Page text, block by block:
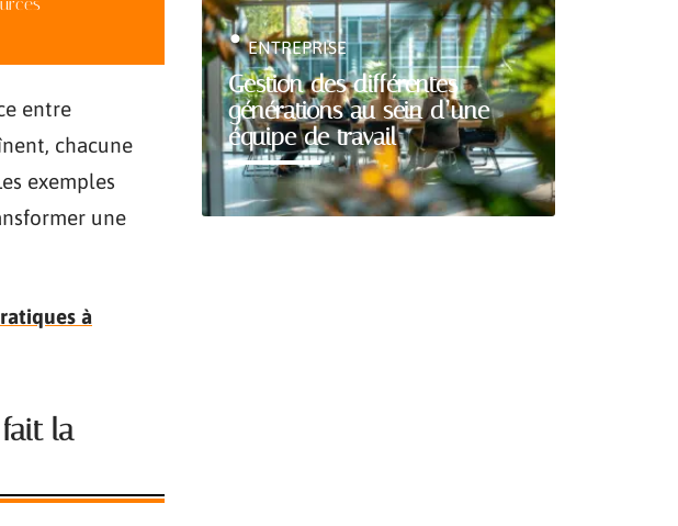
entre
chacune
exemples
une
à
la
Gestion des différentes
générations au sein d’une
équipe de travail
ENTREPRISE